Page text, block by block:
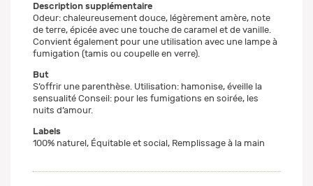
Description supplémentaire
Odeur: chaleureusement douce, légèrement amère, note
de terre, épicée avec une touche de caramel et de vanille.
Convient également pour une utilisation avec une lampe à
fumigation (tamis ou coupelle en verre).
But
S’offrir une parenthèse. Utilisation: hamonise, éveille la
sensualité Conseil: pour les fumigations en soirée, les
nuits d’amour.
Labels
100% naturel, Équitable et social, Remplissage à la main